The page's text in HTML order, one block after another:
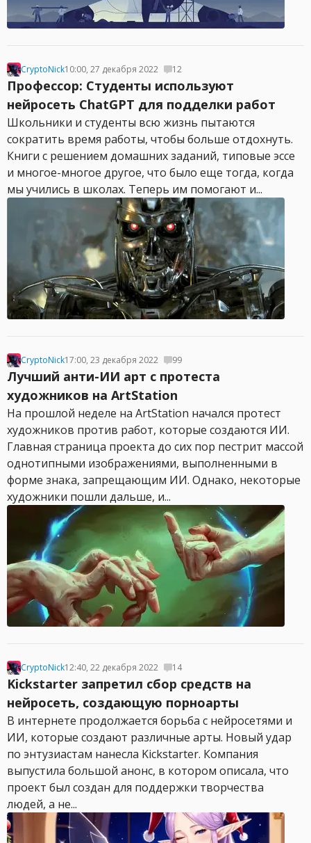
CryptoNick10:00, 27 декабря 2022 12
Профессор: Студенты используют
нейросеть ChatGPT для подделки работ
Школьники и студенты всю жизнь пытаются
сократить время работы, чтобы больше отдохнуть.
Книги с решением домашних заданий, типовые эссе
и многое-многое другое, что было еще тогда, когда
мы учились в школах. Теперь им помогают и...
CryptoNick17:00, 23 декабря 2022 99
Лучший анти-ИИ арт с протеста
художников на ArtStation
На прошлой неделе на ArtStation начался протест
художников против работ, которые создаются ИИ.
Главная страница проекта до сих пор пестрит массой
однотипными изображениями, выполненными в
форме знака, запрещающим ИИ. Однако, некоторые
художники пошли дальше, и...
CryptoNick12:40, 22 декабря 2022 14
Kickstarter запретил сбор средств на
нейросеть, создающую порноарты
В интернете продолжается борьба с нейросетями и
ИИ, которые создают различные арты. Новый удар
по энтузиастам нанесла Kickstarter. Компания
выпустила большой анонс, в котором описала, что
проект был создан для поддержки творчества
людей, а не...